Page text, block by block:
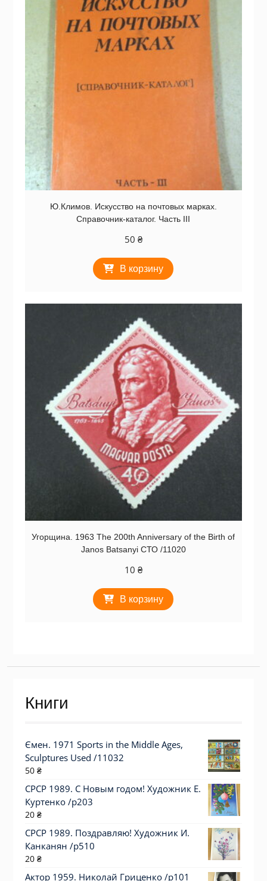
Ю.Климов. Искусство на почтовых марках.
Справочник-каталог. Часть III
50 ₴
В корзину
Угорщина. 1963 The 200th Anniversary of the Birth of
Janos Batsanyi СТО /11020
10 ₴
В корзину
Книги
Ємен. 1971 Sports in the Middle Ages,
Sculptures Used /11032
50 ₴
СРСР 1989. С Новым годом! Художник Е.
Куртенко /р203
20 ₴
СРСР 1989. Поздравляю! Художник И.
Канканян /р510
20 ₴
Актор 1959. Николай Гриценко /p101